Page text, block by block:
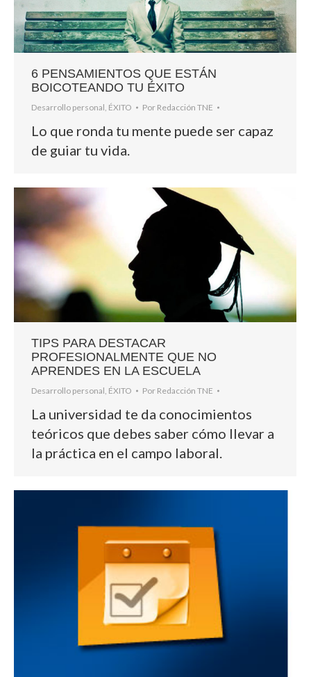
6 PENSAMIENTOS QUE ESTÁN
BOICOTEANDO TU ÉXITO
Desarrollo personal, ÉXITO Por Redacción TNE
Lo que ronda tu mente puede ser capaz
de guiar tu vida.
TIPS PARA DESTACAR
PROFESIONALMENTE QUE NO
APRENDES EN LA ESCUELA
Desarrollo personal, ÉXITO Por Redacción TNE
La universidad te da conocimientos
teóricos que debes saber cómo llevar a
la práctica en el campo laboral.